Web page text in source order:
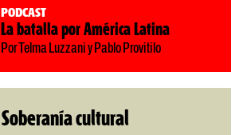
Podcast
La batalla por América Latina
Por Telma Luzzani y Pablo Provitilo
Soberanía cultural